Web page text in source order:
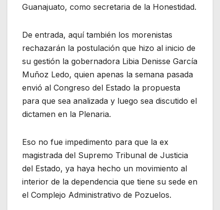
Guanajuato, como secretaria de la Honestidad.
De entrada, aquí también los morenistas
rechazarán la postulación que hizo al inicio de
su gestión la gobernadora Libia Denisse García
Muñoz Ledo, quien apenas la semana pasada
envió al Congreso del Estado la propuesta
para que sea analizada y luego sea discutido el
dictamen en la Plenaria.
Eso no fue impedimento para que la ex
magistrada del Supremo Tribunal de Justicia
del Estado, ya haya hecho un movimiento al
interior de la dependencia que tiene su sede en
el Complejo Administrativo de Pozuelos.